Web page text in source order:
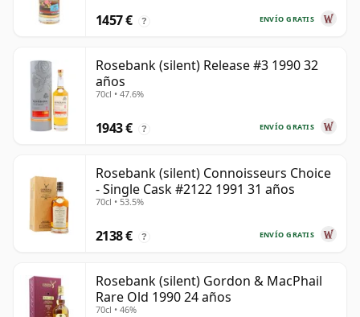
ENVÍO GRATIS
1457 € ?
Rosebank (silent) Release #3 1990 32
años
70cl • 47.6%
ENVÍO GRATIS
1943 € ?
Rosebank (silent) Connoisseurs Choice
- Single Cask #2122 1991 31 años
70cl • 53.5%
ENVÍO GRATIS
2138 € ?
Rosebank (silent) Gordon & MacPhail
Rare Old 1990 24 años
70cl • 46%